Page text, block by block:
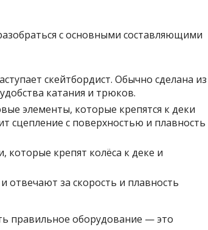
с основными составляющими
скейтбордист. Обычно сделана из
катания и трюков.
элементы, которые крепятся к деки
сцепление с поверхностью и плавность
которые крепят колёса к деке и
отвечают за скорость и плавность
правильное оборудование — это